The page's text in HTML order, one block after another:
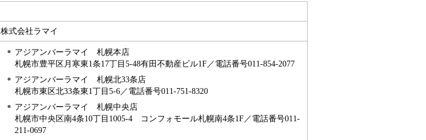
株式会社ラマイ
アジアンバーラマイ 札幌本店
札幌市豊平区月寒東1条17丁目5-48有田不動産ビル1F／電話番号011-854-2077
アジアンバーラマイ 札幌北33条店
札幌市東区北33条東1丁目5-6／電話番号011-751-8320
アジアンバーラマイ 札幌中央店
札幌市中央区南4条10丁目1005-4 コンフォモール札幌南4条1F／電話番号011-
211-0697